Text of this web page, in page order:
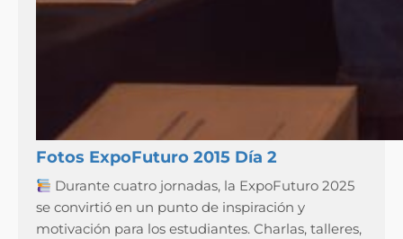
Fotos ExpoFuturo 2015 Día 2
Durante cuatro jornadas, la ExpoFuturo 2025
se convirtió en un punto de inspiración y
motivación para los estudiantes. Charlas, talleres,